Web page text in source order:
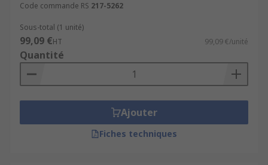
Code commande RS 217-5262
Sous-total (1 unité)
99,09 €HT 99,09 €/unité
Quantité
Ajouter
Fiches techniques